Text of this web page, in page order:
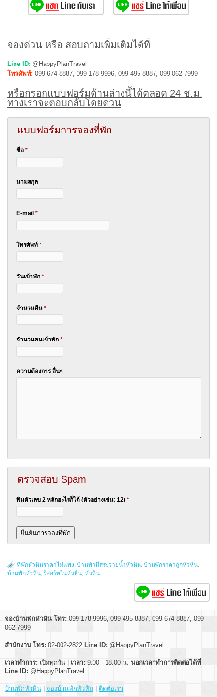
จองด่วน หรือ สอบถามเพิ่มเติมได้ที่
Line ID: @HappyPlanTravel
โทรศัพท์: 099-674-8887, 099-178-9996, 099-495-8887, 099-062-7999
หรือกรอกแบบฟอร์มด้านล่างนี้ได้ตลอด 24 ช.ม.
ทางเราจะตอบกลับโดยด่วน
แบบฟอร์มการจองที่พัก
ชื่อ *
นามสกุล
E-mail *
โทรศัพท์ *
วันเข้าพัก *
จำนวนคืน*
จำนวนคนเข้าพัก *
ความต้องการ อื่นๆ
ตรวจสอบ Spam
พิมตัวเลข 2 หลักอะไรก็ได้ (ตัวอย่างเช่น: 12) *
ที่พักหัวหินราคาไม่แพง, บ้านพักมีสระว่ายน้ำหัวหิน, บ้านพักราคาถูกหัวหิน,
บ้านพักหัวหิน,รีสอร์ทในหัวหิน, หัวหิน
จองบ้านพักหัวหิน โทร: 099-178-9996, 099-495-8887, 099-674-8887, 099-
062-7999
สำนักงาน โทร: 02-002-2822 Line ID: @HappyPlanTravel
เวลาทำการ: เปิดทุกวัน | เวลา: 9.00 - 18.00 น. นอกเวลาทำการติดต่อได้ที่
Line ID: @HappyPlanTravel
บ้านพักหัวหิน จองบ้านพักหัวหิน ติดต่อเรา